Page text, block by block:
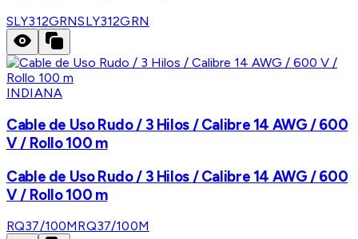
SLY312GRNSLY312GRN
INDIANA
Cable de Uso Rudo / 3 Hilos / Calibre 14 AWG / 600
V / Rollo 100 m
Cable de Uso Rudo / 3 Hilos / Calibre 14 AWG / 600
V / Rollo 100 m
RQ37/100MRQ37/100M